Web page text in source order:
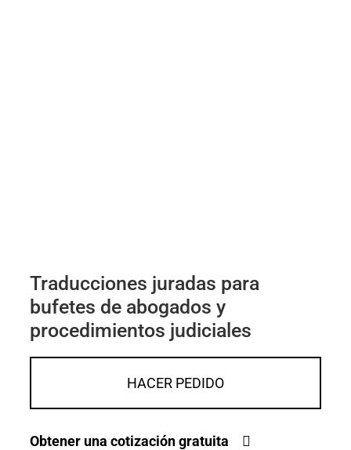
Traducciones juradas para
bufetes de abogados y
procedimientos judiciales
HACER PEDIDO
Obtener una cotización gratuita